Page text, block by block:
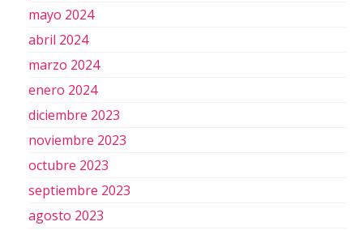
mayo 2024
abril 2024
marzo 2024
enero 2024
diciembre 2023
noviembre 2023
octubre 2023
septiembre 2023
agosto 2023